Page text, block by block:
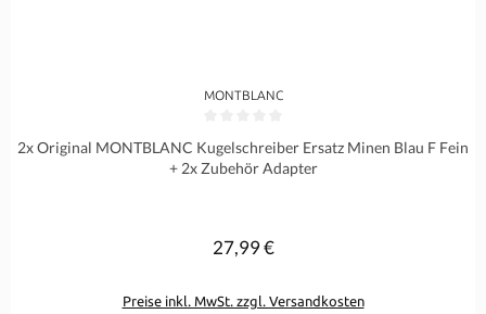
MONTBLANC
2x Original MONTBLANC Kugelschreiber Ersatz Minen Blau F Fein
+ 2x Zubehör Adapter
Regulärer Preis:
27,99 €
Preise inkl. MwSt. zzgl. Versandkosten